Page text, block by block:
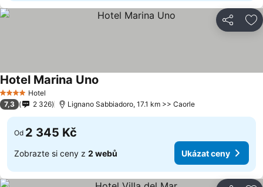
Sdílet
4 Počet hvězdiček
Hotel
Hotel Marina Uno
7,3 2 326 Lignano Sabbiadoro, 17.1 km >> Caorle
Od 2 345 Kč
Zobrazte si ceny z 2 webů Ukázat ceny